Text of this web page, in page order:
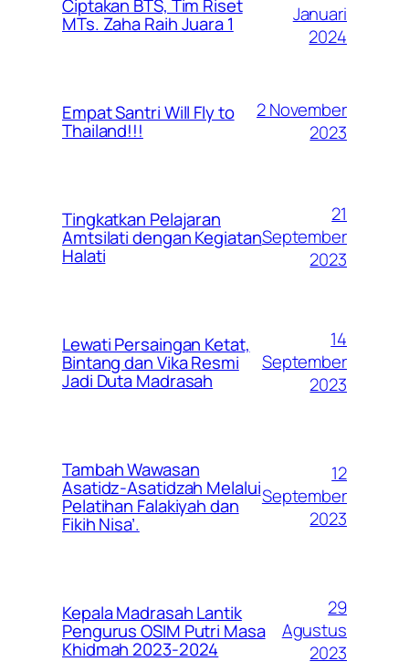
Ciptakan BTS, Tim Riset
MTs. Zaha Raih Juara 1
Januari
2024
Empat Santri Will Fly to
Thailand!!!
2 November
2023
Tingkatkan Pelajaran
Amtsilati dengan Kegiatan
Halati
21
September
2023
Lewati Persaingan Ketat,
Bintang dan Vika Resmi
Jadi Duta Madrasah
14
September
2023
Tambah Wawasan
Asatidz-Asatidzah Melalui
Pelatihan Falakiyah dan
Fikih Nisa’.
12
September
2023
Kepala Madrasah Lantik
Pengurus OSIM Putri Masa
Khidmah 2023-2024
29
Agustus
2023